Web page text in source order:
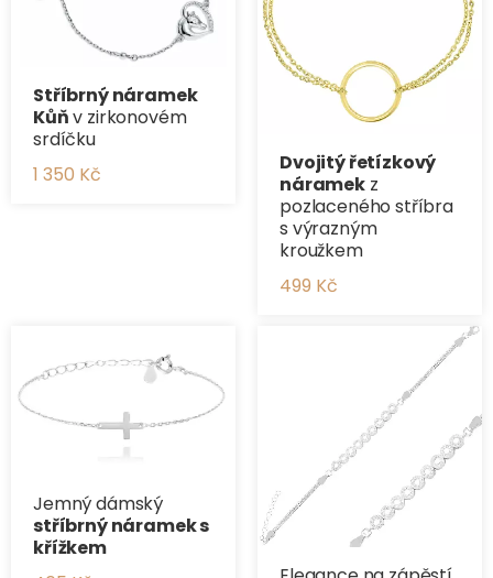
Stříbrný náramek
Kůňv zirkonovém
srdíčku
1 350 Kč
Dvojitý řetízkový
náramekz
pozlaceného stříbra
s výrazným
kroužkem
499 Kč
Jemný dámský
stříbrný náramek s
křížkem